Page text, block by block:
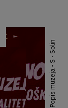
Popis muzeja - S - Solin